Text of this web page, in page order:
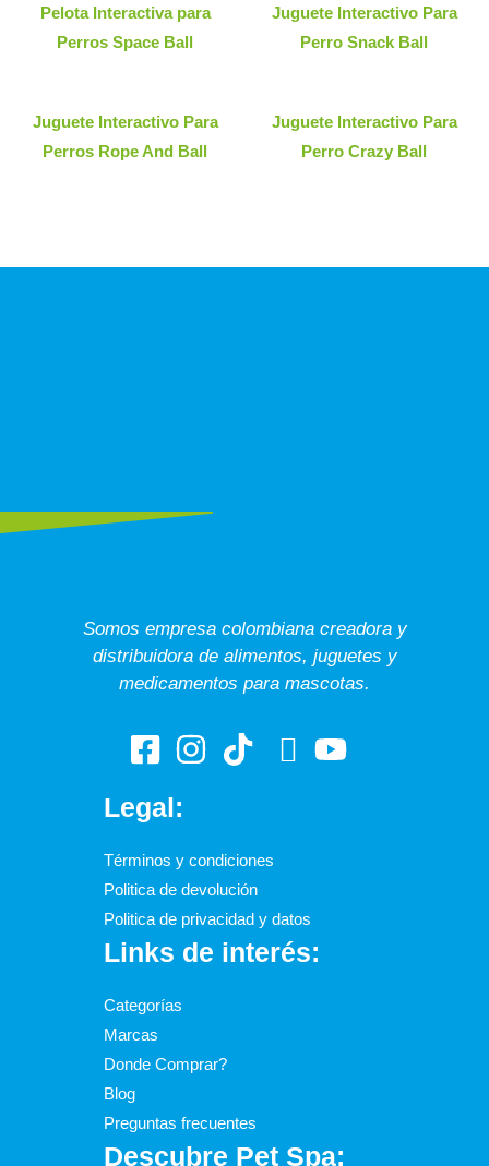
Pelota Interactiva para
Perros Space Ball
Juguete Interactivo Para
Perro Snack Ball
Juguete Interactivo Para
Perros Rope And Ball
Juguete Interactivo Para
Perro Crazy Ball
Somos empresa colombiana creadora y
distribuidora de alimentos, juguetes y
medicamentos para mascotas.
Legal:
Términos y condiciones
Politica de devolución
Politica de privacidad y datos
Links de interés:
Categorías
Marcas
Donde Comprar?
Blog
Preguntas frecuentes
Descubre Pet Spa: